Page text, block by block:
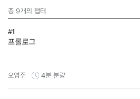
총 9개의 챕터
#1
프롤로그
오영주 4분 분량